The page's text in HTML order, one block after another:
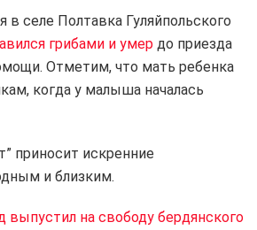
в селе Полтавка Гуляйпольского
грибами и умер до приезда
Отметим, что мать ребенка
когда у малыша началась
приносит искренние
и близким.
выпустил на свободу бердянского